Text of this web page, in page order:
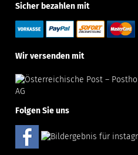
Sicher bezahlen mit
Wir versenden mit
Folgen Sie uns